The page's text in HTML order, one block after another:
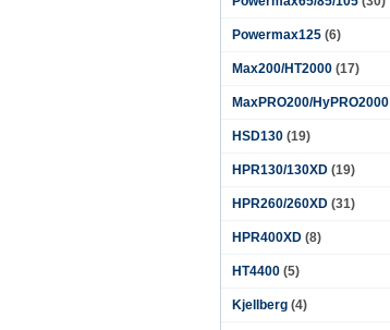
Powermax125 (6)
Max200/HT2000 (17)
MaxPRO200/HyPRO2000
HSD130 (19)
HPR130/130XD (19)
HPR260/260XD (31)
HPR400XD (8)
HT4400 (5)
Kjellberg (4)